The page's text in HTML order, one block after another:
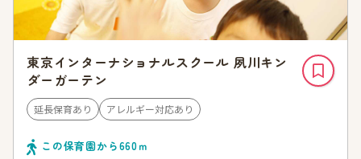
東京インターナショナルスクール 夙川キン
ダーガーテン
延長保育あり アレルギー対応あり
この保育園から660ｍ